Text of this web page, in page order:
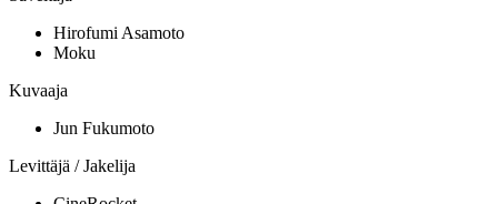
Hirofumi Asamoto
Moku
Kuvaaja
Jun Fukumoto
Levittäjä / Jakelija